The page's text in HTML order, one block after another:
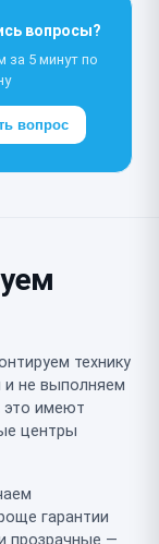
вопросы?
за 5 минут по
вопрос
технику
и не выполняем
это имеют
центры
гарантии
прозрачные —